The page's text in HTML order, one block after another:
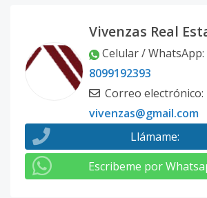
Vivenzas Real
Celular / WhatsApp:
8099192393
Correo electrónico:
vivenzas@gmail.com
Llámame:
Escribeme por